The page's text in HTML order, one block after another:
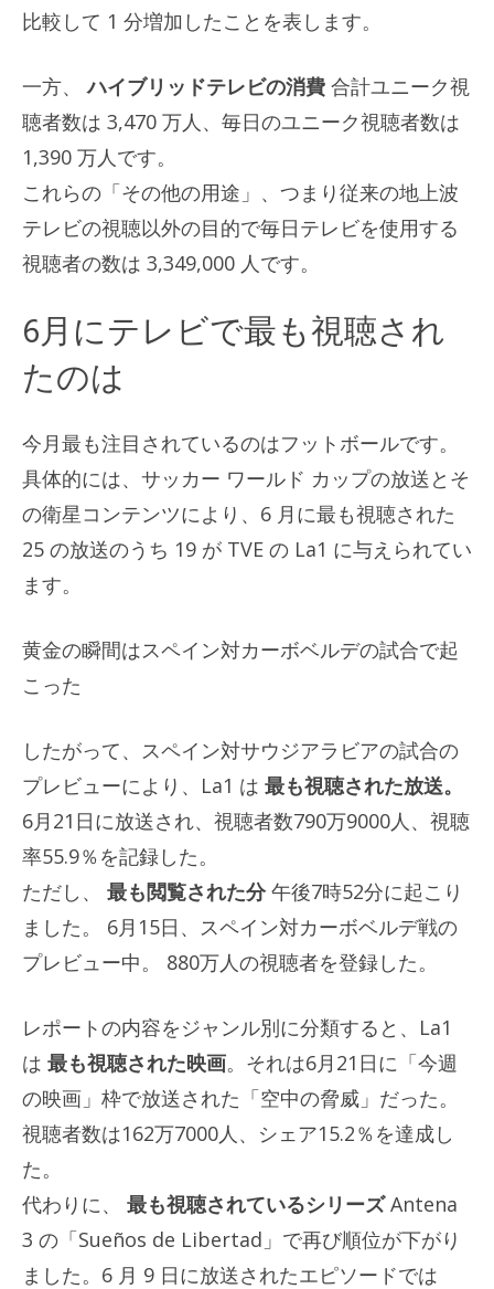
比較して 1 分増加したことを表します。
一方、ハイブリッドテレビの消費 合計ユニーク視
聴者数は 3,470 万人、毎日のユニーク視聴者数は
1,390 万人です。
これらの「その他の用途」、つまり従来の地上波
テレビの視聴以外の目的で毎日テレビを使用する
視聴者の数は 3,349,000 人です。
6月にテレビで最も視聴され
たのは
今月最も注目されているのはフットボールです。
具体的には、サッカー ワールド カップの放送とそ
の衛星コンテンツにより、6 月に最も視聴された
25 の放送のうち 19 が TVE の La1 に与えられてい
ます。
黄金の瞬間はスペイン対カーボベルデの試合で起
こった
したがって、スペイン対サウジアラビアの試合の
プレビューにより、La1 は 最も視聴された放送。
6月21日に放送され、視聴者数790万9000人、視聴
率55.9％を記録した。
ただし、
最も閲覧された分午後7時52分に起こり
ました。 6月15日、スペイン対カーボベルデ戦の
プレビュー中。 880万人の視聴者を登録した。
レポートの内容をジャンル別に分類すると、La1
は 最も視聴された映画。それは6月21日に「今週
の映画」枠で放送された「空中の脅威」だった。
視聴者数は162万7000人、シェア15.2％を達成し
た。
代わりに、
最も視聴されているシリーズAntena
3 の「Sueños de Libertad」で再び順位が下がり
ました。6 月 9 日に放送されたエピソードでは